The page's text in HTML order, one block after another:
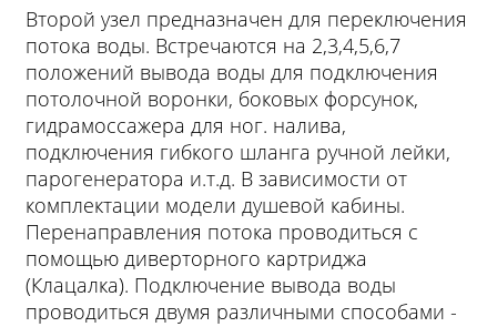
Второй узел предназначен для переключения
потока воды. Встречаются на 2,3,4,5,6,7
положений вывода воды для подключения
потолочной воронки, боковых форсунок,
гидрамоссажера для ног. налива,
подключения гибкого шланга ручной лейки,
парогенератора и.т.д. В зависимости от
комплектации модели душевой кабины.
Перенаправления потока проводиться с
помощью диверторного картриджа
(Клацалка). Подключение вывода воды
проводиться двумя различными способами -